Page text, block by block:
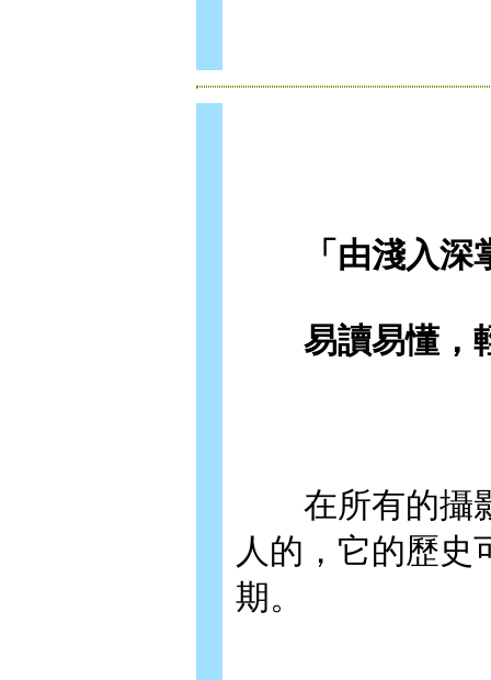
「由淺入深
易讀易懂，輕
在所有的攝影
人的，它的歷史
期。